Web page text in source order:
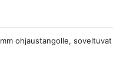
ohjaustangolle,